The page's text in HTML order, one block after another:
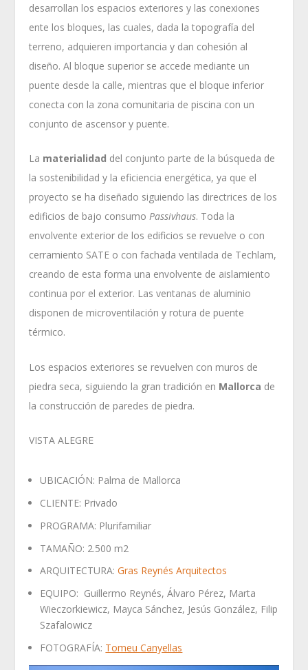
desarrollan los espacios exteriores y las conexiones
ente los bloques, las cuales, dada la topografía del
terreno, adquieren importancia y dan cohesión al
diseño. Al bloque superior se accede mediante un
puente desde la calle, mientras que el bloque inferior
conecta con la zona comunitaria de piscina con un
conjunto de ascensor y puente.
La materialidad del conjunto parte de la búsqueda de
la sostenibilidad y la eficiencia energética, ya que el
proyecto se ha diseñado siguiendo las directrices de los
edificios de bajo consumoPassivhaus. Toda la
envolvente exterior de los edificios se revuelve o con
cerramiento SATE o con fachada ventilada de Techlam,
creando de esta forma una envolvente de aislamiento
continua por el exterior. Las ventanas de aluminio
disponen de microventilación y rotura de puente
térmico.
Los espacios exteriores se revuelven con muros de
piedra seca, siguiendo la gran tradición en Mallorca de
la construcción de paredes de piedra.
VISTA ALEGRE
UBICACIÓN: Palma de Mallorca
CLIENTE: Privado
PROGRAMA: Plurifamiliar
TAMAÑO: 2.500 m2
ARQUITECTURA:Gras Reynés Arquitectos
EQUIPO: Guillermo Reynés, Álvaro Pérez, Marta
Wieczorkiewicz, Mayca Sánchez, Jesús González, Filip
Szafalowicz
FOTOGRAFÍA: Tomeu Canyellas